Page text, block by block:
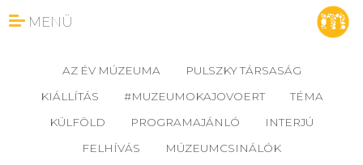
MENÜ
AZ ÉV MÚZEUMA
PULSZKY TÁRSASÁG
KIÁLLÍTÁS
#MUZEUMOKAJOVOERT
TÉMA
KÜLFÖLD
PROGRAMAJÁNLÓ
INTERJÚ
FELHÍVÁS
MÚZEUMCSINÁLÓK